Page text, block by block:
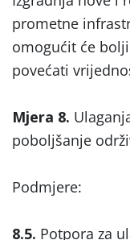
prometne
omogućit će
povećati
Mjera 8.
poboljšanje
Podmjere:
8.5. Potpora za